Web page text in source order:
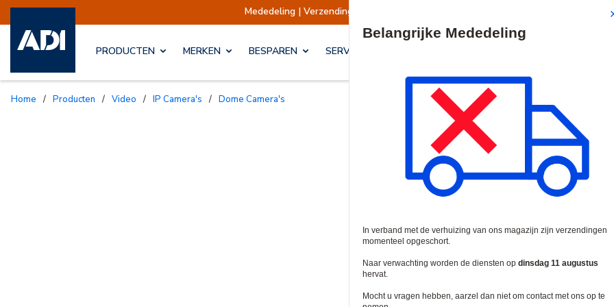
Mededeling | Verzendingen opgeschort Verzendingen worden op
PRODUCTEN MERKEN BESPAREN SERVICES & OPLOSSINGEN
Home / Producten / Video / IP Camera's / Dome Camera's